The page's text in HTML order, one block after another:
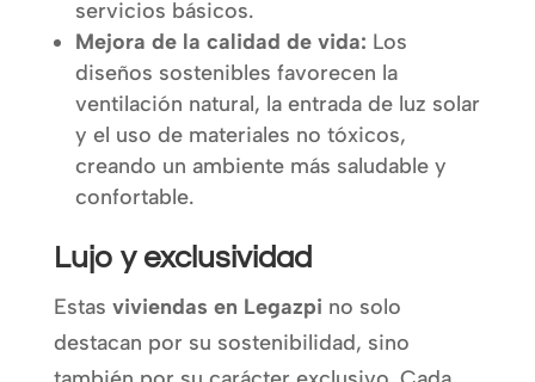
servicios básicos.
Mejora de la calidad de vida: Los
diseños sostenibles favorecen la
ventilación natural, la entrada de luz solar
y el uso de materiales no tóxicos,
creando un ambiente más saludable y
confortable.
Lujo y exclusividad
Estas viviendas en Legazpi no solo
destacan por su sostenibilidad, sino